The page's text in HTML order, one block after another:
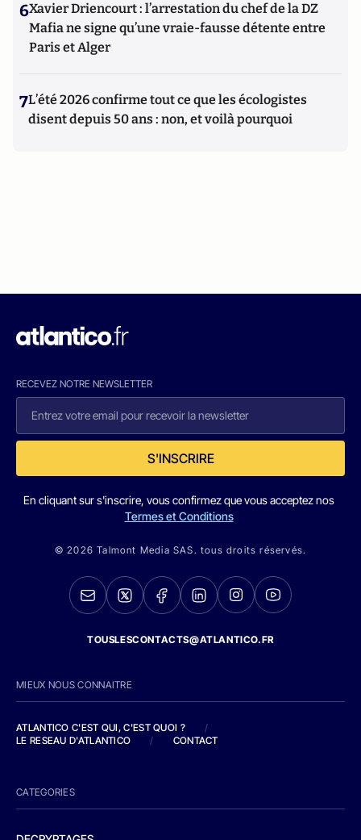
6Xavier Driencourt : l’arrestation du chef de la DZ
Mafia ne signe qu’une vraie-fausse détente entre
Paris et Alger
7L’été 2026 confirme tout ce que les écologistes
disent depuis 50 ans : non, et voilà pourquoi
RECEVEZ NOTRE NEWSLETTER
S'INSCRIRE
En cliquant sur s'inscrire, vous confirmez que vous acceptez nos
Termes et Conditions
© 2026 Talmont Media SAS. tous droits réservés.
TOUSLESCONTACTS@ATLANTICO.FR
MIEUX NOUS CONNAITRE
ATLANTICO C'EST QUI, C'EST QUOI ?
/
LE RESEAU D'ATLANTICO
/ CONTACT
CATEGORIES